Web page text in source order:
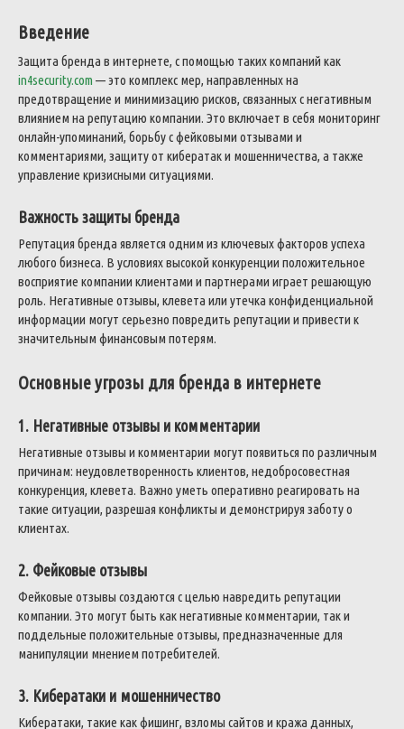
Введение
Защита бренда в интернете, с помощью таких компаний как
in4security.com — это комплекс мер, направленных на
предотвращение и минимизацию рисков, связанных с негативным
влиянием на репутацию компании. Это включает в себя мониторинг
онлайн-упоминаний, борьбу с фейковыми отзывами и
комментариями, защиту от кибератак и мошенничества, а также
управление кризисными ситуациями.
Важность защиты бренда
Репутация бренда является одним из ключевых факторов успеха
любого бизнеса. В условиях высокой конкуренции положительное
восприятие компании клиентами и партнерами играет решающую
роль. Негативные отзывы, клевета или утечка конфиденциальной
информации могут серьезно повредить репутации и привести к
значительным финансовым потерям.
Основные угрозы для бренда в интернете
1. Негативные отзывы и комментарии
Негативные отзывы и комментарии могут появиться по различным
причинам: неудовлетворенность клиентов, недобросовестная
конкуренция, клевета. Важно уметь оперативно реагировать на
такие ситуации, разрешая конфликты и демонстрируя заботу о
клиентах.
2. Фейковые отзывы
Фейковые отзывы создаются с целью навредить репутации
компании. Это могут быть как негативные комментарии, так и
поддельные положительные отзывы, предназначенные для
манипуляции мнением потребителей.
3. Кибератаки и мошенничество
Кибератаки, такие как фишинг, взломы сайтов и кража данных,